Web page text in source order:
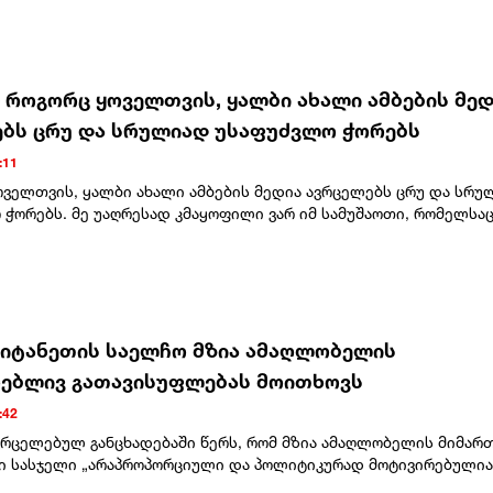
როგორც ყოველთვის, ყალბი ახალი ამბების
ცრუ და სრულიად უსაფუძვლო ჭორებს
ყალბი ახალი ამბების მედია ავრცელებს ცრუ და
მე უაღრესად კმაყოფილი ვარ იმ სამუშაოთი, რომელსაც
იარაღი, ყველაფერი ძალიან კარგად მიდის!“ – წერს აშშ-
თქმით, პიტ ჰეგსეთს სამხედროებში დიდი პატივისცემით
და თავის თანამდებობაზე მნიშვნელოვან შედეგებს მიაღწია."ეს
The Washington Post-მა – ერთ-ერთმა ყველაზე ცუდმა
ამ სფეროში, მიუხედავად იმისა, რომ ჩვენ მათ ვუთხარით,
სრულიად მცდარია. სინამდვილეში მე ნამდვილად ვფიქრობ,
„რეპორტაჟი“ ღალატია!“ – წერს ტრამპი."ვაშინგტონ პოსტის“
საელჩო მზია ამაღლობელის
გათავისუფლებას მოითხოვს
განცხადებაში წერს, რომ მზია ამაღლობელის
სასჯელი „არაპროპორციული და პოლიტიკურად